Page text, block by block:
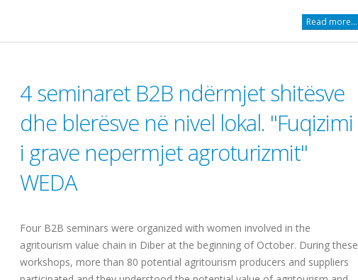
Read more...
4 seminaret B2B ndërmjet shitësve
dhe blerësve në nivel lokal. "Fuqizimi
i grave nepermjet agroturizmit"
WEDA
Four B2B seminars were organized with women involved in the
agritourism value chain in Diber at the beginning of October. During these
workshops, more than 80 potential agritourism producers and suppliers